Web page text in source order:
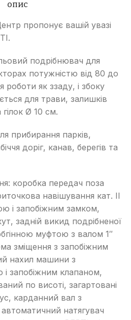
ОПИС
пропонує вашій увазі
подрібнювач для
потужністю від 80 до
роботи як ззаду, і збоку
для трави, залишків
Ø 10 см.
прибирання парків,
доріг, канав, берегів та
коробка передач поза
навішування кат. II
і запобіжним замком,
задній викид подрібненої
муфтою з валом 1″
зміщення з запобіжним
нахил машини з
запобіжним клапаном,
по висоті, загартовані
карданний вал з
натягувач